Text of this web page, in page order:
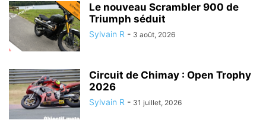
Le nouveau Scrambler 900 de
Triumph séduit
Sylvain R - 3 août, 2026
Circuit de Chimay : Open Trophy
2026
Sylvain R - 31 juillet, 2026